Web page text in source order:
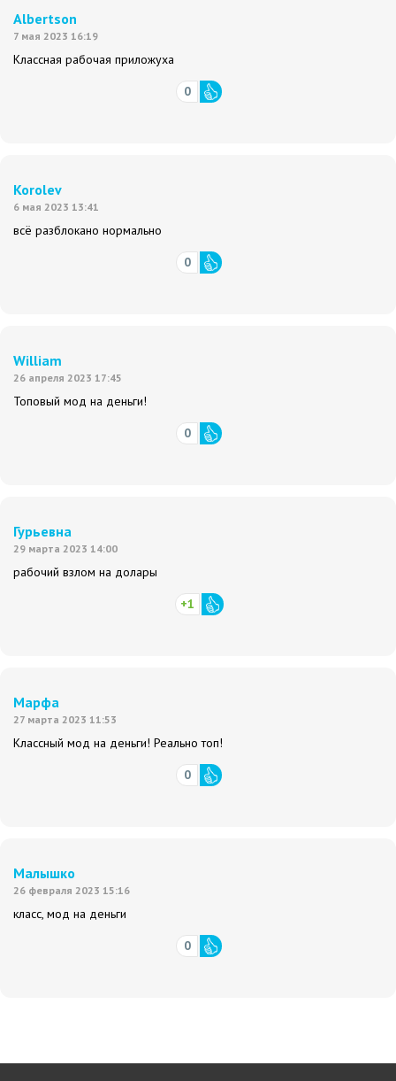
Albertson
7 мая 2023 16:19
Классная рабочая приложуха
0
Korolev
6 мая 2023 13:41
всё разблокано нормально
0
William
26 апреля 2023 17:45
Топовый мод на деньги!
0
Гурьевна
29 марта 2023 14:00
рабочий взлом на долары
+1
Марфа
27 марта 2023 11:53
Классный мод на деньги! Реально топ!
0
Малышко
26 февраля 2023 15:16
класс, мод на деньги
0